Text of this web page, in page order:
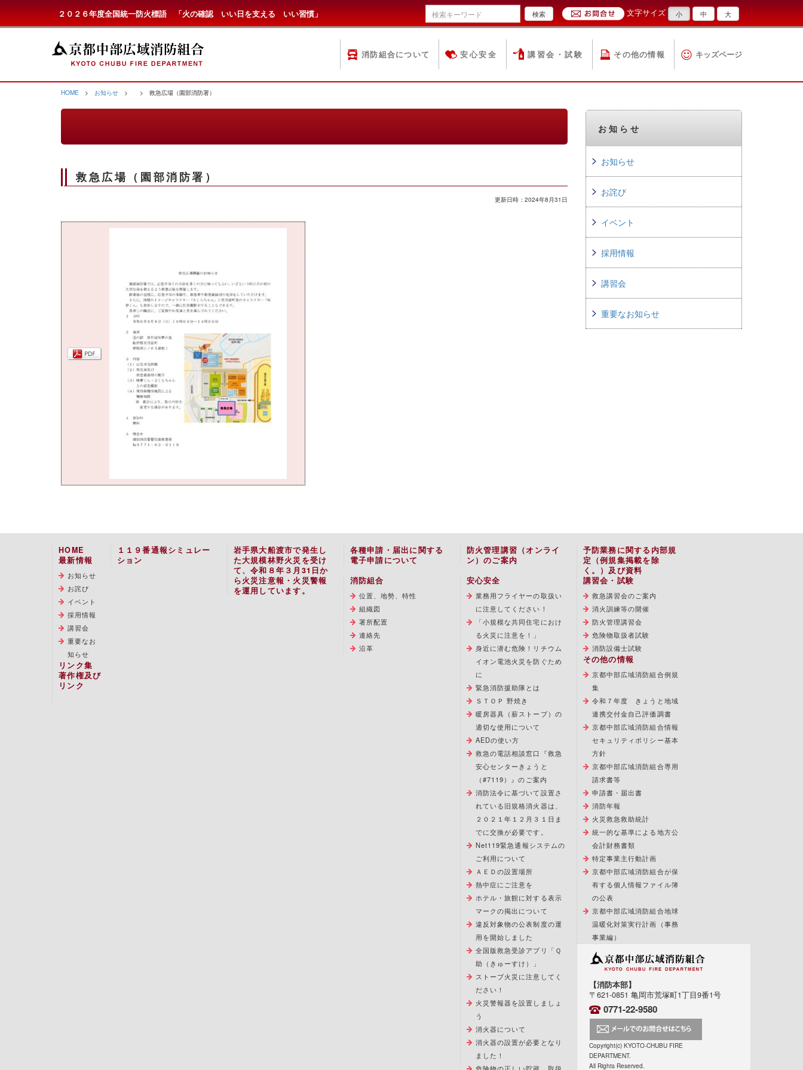
２０２６年度全国統一防火標語 「火の確認 いい日を支える いい習慣」 文字サイズ 小 中 大
検索
消防組合について 安心安全 講習会・試験 その他の情報 キッズページ
HOME > お知らせ > > 救急広場（園部消防署）
救急広場（園部消防署）
更新日時：2024年8月31日
お知らせ
お知らせ
お詫び
イベント
採用情報
講習会
重要なお知らせ
HOME
最新情報
お知らせ
お詫び
イベント
採用情報
講習会
重要なお
知らせ
リンク集
著作権及び
リンク
１１９番通報シミュレー
ション
岩手県大船渡市で発生し
た大規模林野火災を受け
て、令和８年３月31日か
ら火災注意報・火災警報
を運用しています。
各種申請・届出に関する
電子申請について
防火管理講習（オンライ
ン）のご案内
予防業務に関する内部規
定（例規集掲載を除
く。）及び資料
消防組合
位置、地勢、特性
組織図
署所配置
連絡先
沿革
安心安全
業務用フライヤーの取扱い
に注意してください！
「小規模な共同住宅におけ
る火災に注意を！」
身近に潜む危険！リチウム
イオン電池火災を防ぐため
に
緊急消防援助隊とは
ＳＴＯＰ 野焼き
暖房器具（薪ストーブ）の
適切な使用について
AEDの使い方
救急の電話相談窓口『救急
安心センターきょうと
（#7119）』のご案内
消防法令に基づいて設置さ
れている旧規格消火器は、
２０２１年１２月３１日ま
でに交換が必要です。
Net119緊急通報システムの
ご利用について
ＡＥＤの設置場所
熱中症にご注意を
ホテル・旅館に対する表示
マークの掲出について
違反対象物の公表制度の運
用を開始しました
全国版救急受診アプリ「Ｑ
助（きゅーすけ）」
ストーブ火災に注意してく
ださい！
火災警報器を設置しましょ
う
消火器について
消火器の設置が必要となり
ました！
講習会・試験
救急講習会のご案内
消火訓練等の開催
防火管理講習会
危険物取扱者試験
消防設備士試験
その他の情報
京都中部広域消防組合例規
集
令和７年度 きょうと地域
連携交付金自己評価調書
京都中部広域消防組合情報
セキュリティポリシー基本
方針
京都中部広域消防組合専用
請求書等
申請書・届出書
消防年報
火災救急救助統計
統一的な基準による地方公
会計財務書類
特定事業主行動計画
京都中部広域消防組合が保
有する個人情報ファイル簿
の公表
京都中部広域消防組合地球
温暖化対策実行計画（事務
事業編）
【消防本部】
〒621-0851 亀岡市荒塚町1丁目9番1号
0771-22-9580
Copyright(c) KYOTO-CHUBU FIRE
DEPARTMENT.
All Rights Reserved.